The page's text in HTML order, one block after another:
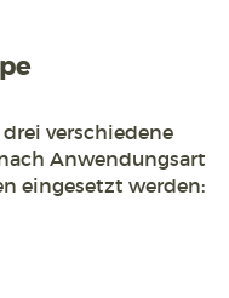
verschiedene
Anwendungsart
eingesetzt werden: